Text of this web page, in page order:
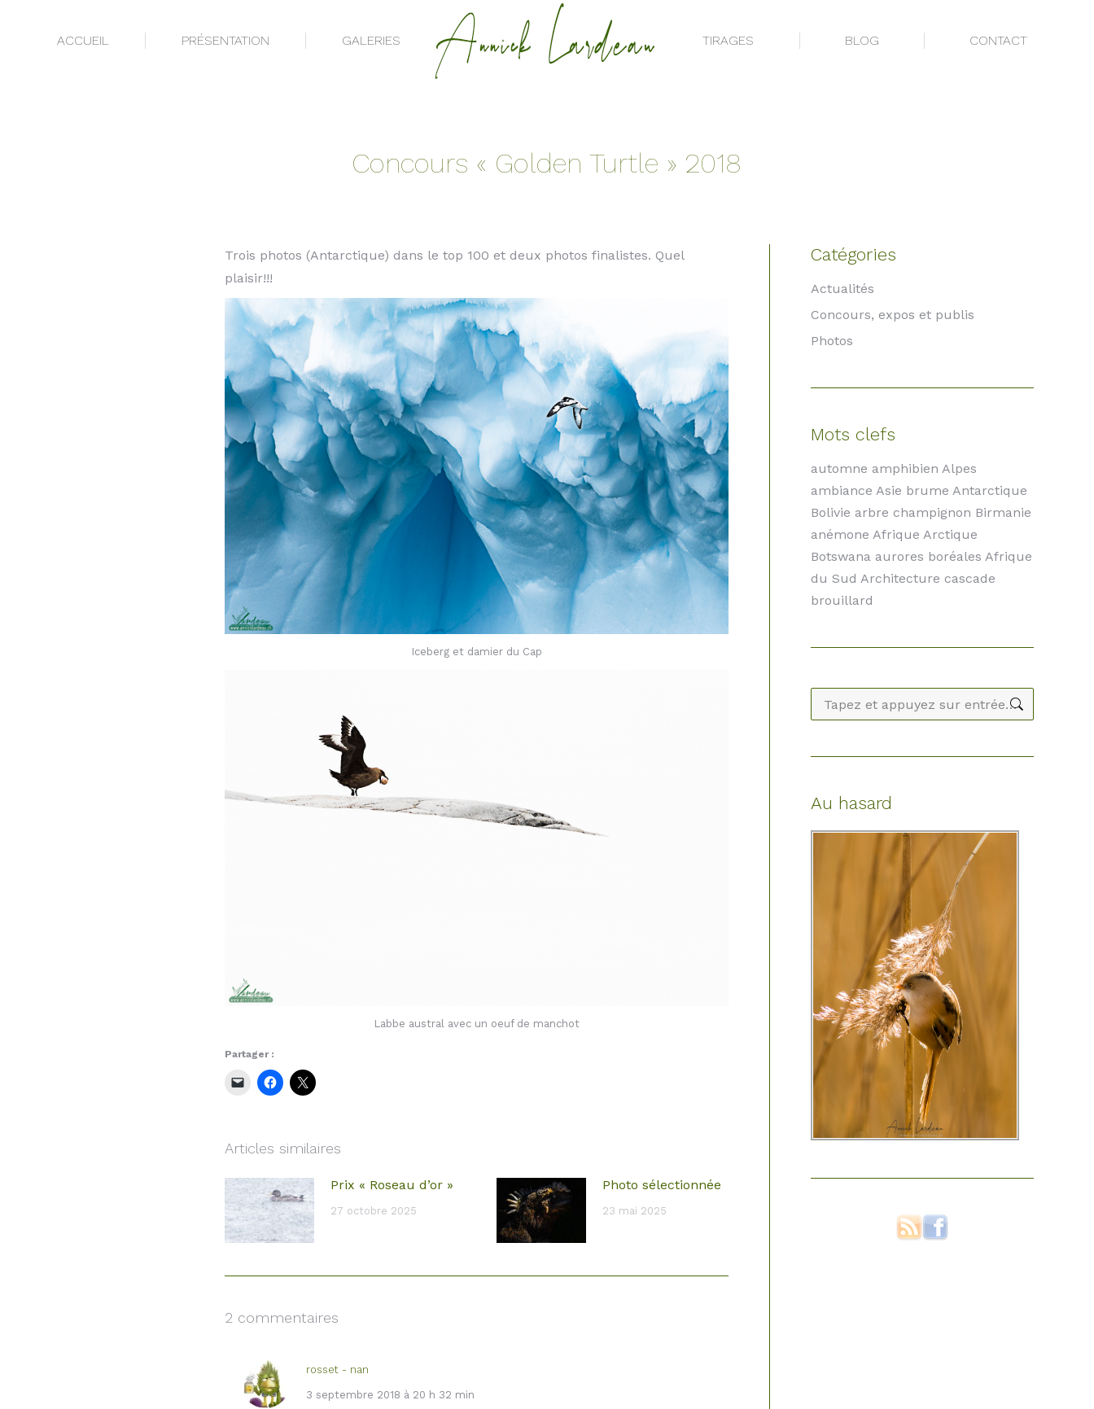
ACCUEIL PRÉSENTATION GALERIES TIRAGES BLOG CONTACT
Concours « Golden Turtle » 2018
Trois photos (Antarctique) dans le top 100 et deux photos finalistes. Quel
plaisir!!!
Iceberg et damier du Cap
Labbe austral avec un oeuf de manchot
Partager :
Articles similaires
Prix « Roseau d’or »
27 octobre 2025
Photo sélectionnée
23 mai 2025
2 commentaires
rosset - nan
dit
3 septembre 2018 à 20 h 32 min
Catégories
Actualités
Concours, expos et publis
Photos
Mots clefs
automne amphibien Alpes
ambiance Asie brume Antarctique
Bolivie arbre champignon Birmanie
anémone Afrique Arctique
Botswana aurores boréales Afrique
du Sud Architecture cascade
brouillard
Recherche
:
Au hasard
ACCUEIL PRÉSENTATION GALERIES TIRAGES BLOG CONTACT